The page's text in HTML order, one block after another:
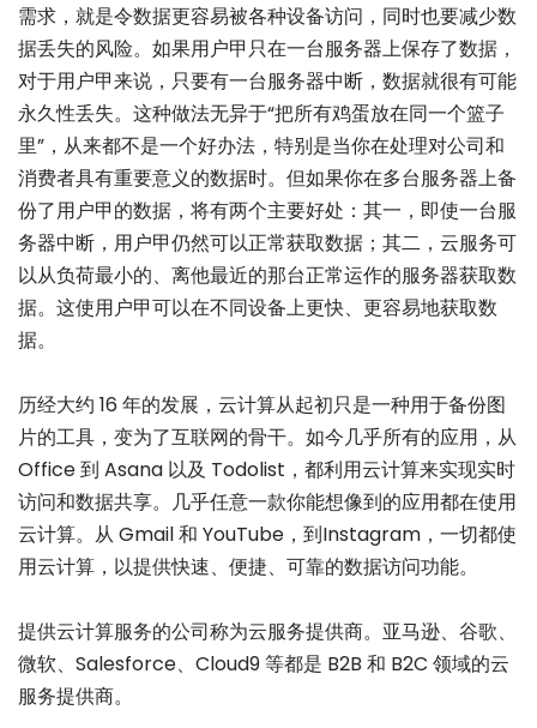
需求，就是令数据更容易被各种设备访问，同时也要减少数
据丢失的风险。如果用户甲只在一台服务器上保存了数据，
对于用户甲来说，只要有一台服务器中断，数据就很有可能
永久性丢失。这种做法无异于“把所有鸡蛋放在同一个篮子
里”，从来都不是一个好办法，特别是当你在处理对公司和
消费者具有重要意义的数据时。但如果你在多台服务器上备
份了用户甲的数据，将有两个主要好处：其一，即使一台服
务器中断，用户甲仍然可以正常获取数据；其二，云服务可
以从负荷最小的、离他最近的那台正常运作的服务器获取数
据。这使用户甲可以在不同设备上更快、更容易地获取数
据。
历经大约 16 年的发展，云计算从起初只是一种用于备份图
片的工具，变为了互联网的骨干。如今几乎所有的应用，从
Office 到 Asana 以及 Todolist，都利用云计算来实现实时
访问和数据共享。几乎任意一款你能想像到的应用都在使用
云计算。从 Gmail 和 YouTube，到Instagram，一切都使
用云计算，以提供快速、便捷、可靠的数据访问功能。
提供云计算服务的公司称为云服务提供商。亚马逊、谷歌、
微软、Salesforce、Cloud9 等都是 B2B 和 B2C 领域的云
服务提供商。